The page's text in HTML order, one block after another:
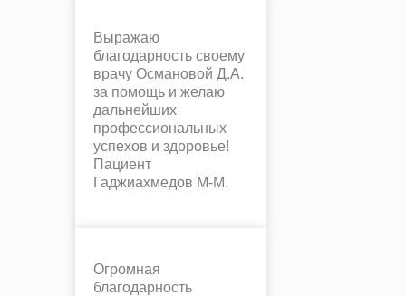
Выражаю
благодарность своему
врачу Османовой Д.А.
за помощь и желаю
дальнейших
профессиональных
успехов и здоровье!
Пациент
Гаджиахмедов М-М.
Огромная
благодарность